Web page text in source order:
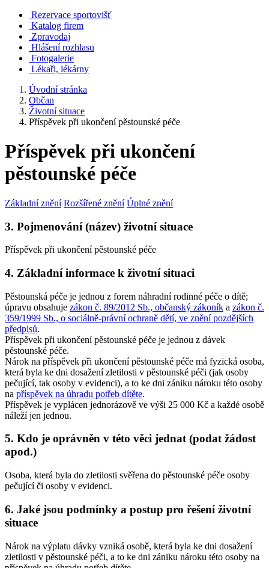
Rezervace sportovišť
Katalog firem
Zpravodaj
Hlášení rozhlasu
Fotogalerie
Lékaři, lékárny
Úvodní stránka
Občan
Životní situace
Příspěvek při ukončení pěstounské péče
Příspěvek při ukončení
pěstounské péče
Základní znění Rozšířené znění Úplné znění
3. Pojmenování (název) životní situace
Příspěvek při ukončení pěstounské péče
4. Základní informace k životní situaci
Pěstounská péče je jednou z forem náhradní rodinné péče o dítě;
úpravu obsahuje zákon č. 89/2012 Sb., občanský zákoník a zákon č.
359/1999 Sb., o sociálně-právní ochraně dětí, ve znění pozdějších
předpisů.
Příspěvek při ukončení pěstounské péče je jednou z dávek
pěstounské péče.
Nárok na příspěvek při ukončení pěstounské péče má fyzická osoba,
která byla ke dni dosažení zletilosti v pěstounské péči (jak osoby
pečující, tak osoby v evidenci), a to ke dni zániku nároku této osoby
na příspěvek na úhradu potřeb dítěte.
Příspěvek je vyplácen jednorázově ve výši 25 000 Kč a každé osobě
náleží jen jednou.
5. Kdo je oprávněn v této věci jednat (podat žádost
apod.)
Osoba, která byla do zletilosti svěřena do pěstounské péče osoby
pečující či osoby v evidenci.
6. Jaké jsou podmínky a postup pro řešení životní
situace
Nárok na výplatu dávky vzniká osobě, která byla ke dni dosažení
zletilosti v pěstounské péči, a to ke dni zániku nároku této osoby na